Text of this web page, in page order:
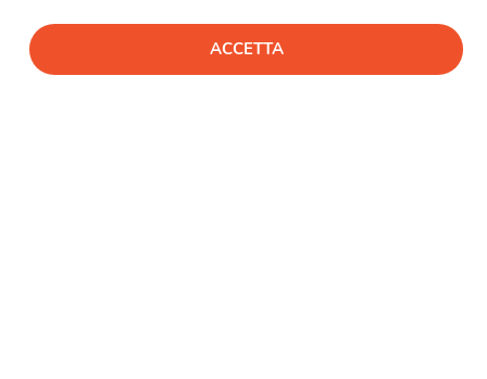
ACCETTA